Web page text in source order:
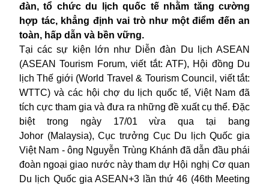
đàn, tổ chức du lịch quốc tế nhằm tăng cường
hợp tác, khẳng định vai trò như một điểm đến an
toàn, hấp dẫn và bền vững.
Tại các sự kiện lớn như Diễn đàn Du lịch ASEAN
(ASEAN Tourism Forum, viết tắt: ATF), Hội đồng Du
lịch Thế giới (World Travel & Tourism Council, viết tắt:
WTTC) và các hội chợ du lịch quốc tế, Việt Nam đã
tích cực tham gia và đưa ra những đề xuất cụ thể. Đặc
biệt trong ngày 17/01 vừa qua tại bang
Johor (Malaysia), Cục trưởng Cục Du lịch Quốc gia
Việt Nam - ông Nguyễn Trùng Khánh đã dẫn đầu phái
đoàn ngoại giao nước này tham dự Hội nghị Cơ quan
Du lịch Quốc gia ASEAN+3 lần thứ 46 (46th Meeting